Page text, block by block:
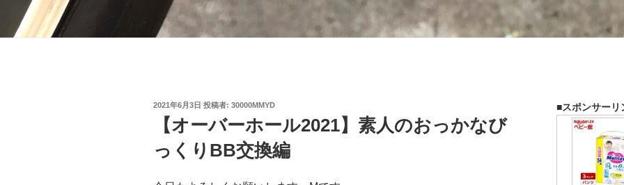
投
2021年6月3日 投稿者: 30000MMYD
【オーバーホール2021】素人のおっかなび
っくりBB交換編
■スポンサーリ